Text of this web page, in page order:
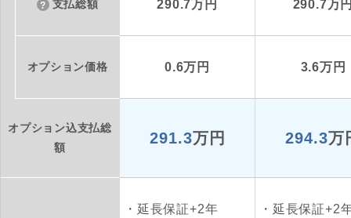
支払総額 290.7万円 290.7万
オプション価格 0.6万円 3.6万円
オプション込支払総
額
291.3万円 294.3万
延長保証+2年
延長保証+2